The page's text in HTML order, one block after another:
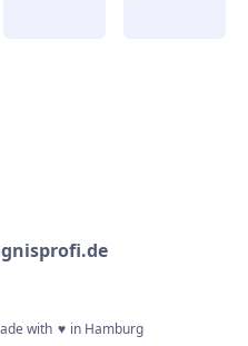
with ♥ in Hamburg